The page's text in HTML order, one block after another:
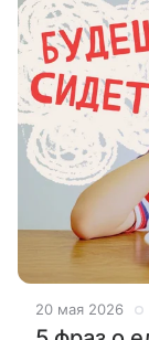
20 мая 2026